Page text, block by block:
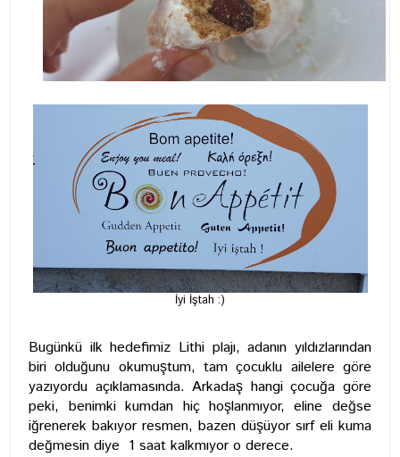
İyi İştah :)
Bugünkü ilk hedefimiz Lithi plajı, adanın yıldızlarından
biri olduğunu okumuştum, tam çocuklu ailelere göre
yazıyordu açıklamasında. Arkadaş hangi çocuğa göre
peki, benimki kumdan hiç hoşlanmıyor, eline değse
iğrenerek bakıyor resmen, bazen düşüyor sırf eli kuma
değmesin diye 1 saat kalkmıyor o derece.